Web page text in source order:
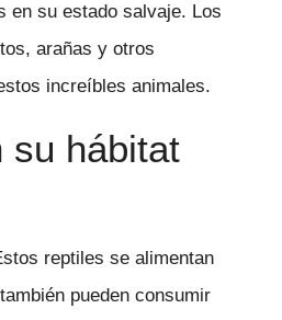
en su estado salvaje. Los
arañas y otros
increíbles animales.
su hábitat
reptiles se alimentan
pueden consumir